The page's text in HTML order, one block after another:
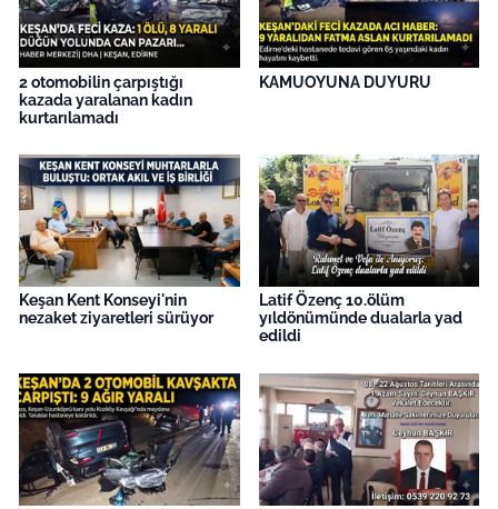
2 otomobilin çarpıştığı
kazada yaralanan kadın
kurtarılamadı
KAMUOYUNA DUYURU
Keşan Kent Konseyi'nin
nezaket ziyaretleri sürüyor
Latif Özenç 10.ölüm
yıldönümünde dualarla yad
edildi